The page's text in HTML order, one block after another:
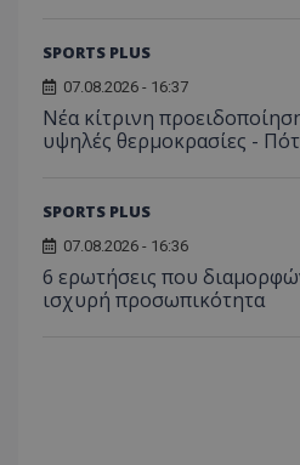
SPORTS PLUS
07.08.2026 - 16:37
Νέα κίτρινη
υψηλές θερμοκρασίες -
SPORTS PLUS
07.08.2026 - 16:36
6 ερωτήσεις που
ισχυρή προσωπικότητα